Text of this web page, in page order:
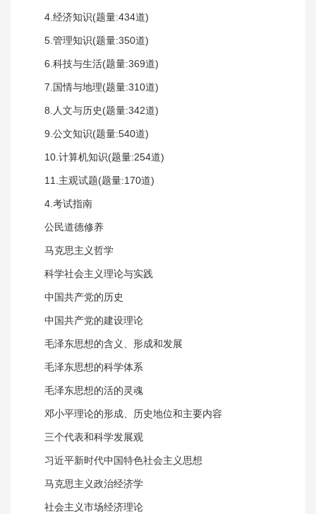
4.经济知识(题量:434道)
5.管理知识(题量:350道)
6.科技与生活(题量:369道)
7.国情与地理(题量:310道)
8.人文与历史(题量:342道)
9.公文知识(题量:540道)
10.计算机知识(题量:254道)
11.主观试题(题量:170道)
4.考试指南
公民道德修养
马克思主义哲学
科学社会主义理论与实践
中国共产党的历史
中国共产党的建设理论
毛泽东思想的含义、形成和发展
毛泽东思想的科学体系
毛泽东思想的活的灵魂
邓小平理论的形成、历史地位和主要内容
三个代表和科学发展观
习近平新时代中国特色社会主义思想
马克思主义政治经济学
社会主义市场经济理论